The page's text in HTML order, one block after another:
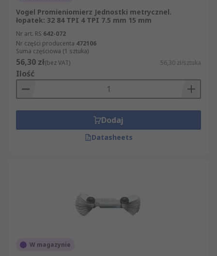
Vogel Promieniomierz Jednostki metrycznel.
łopatek: 32 84 TPI 4 TPI 7.5 mm 15 mm
Nr art. RS 642-072
Nr części producenta 472106
Suma częściowa (1 sztuka)
56,30 zł(bez VAT) 56,30 zł/sztuka
Ilość
Dodaj
Datasheets
W magazynie